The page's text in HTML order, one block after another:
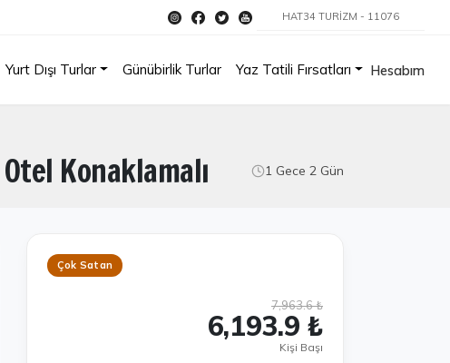
HAT34 TURİZM - 11076
Yurt Dışı Turlar Günübirlik Turlar Yaz Tatili Fırsatları Hesabım
Konaklamalı 1 Gece 2 Gün
Çok Satan
7,963.6 ₺
6,193.9 ₺
Kişi Başı